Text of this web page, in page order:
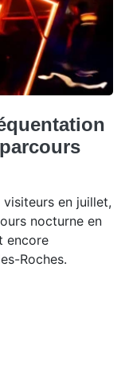
en juillet,
nocturne en
encore
Roches.